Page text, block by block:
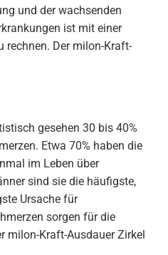
und der wachsenden
ist mit einer
rechnen. Der milon-Kraft-
gesehen 30 bis 40%
Etwa 70% haben die
im Leben über
sind sie die häufigste,
Ursache für
sorgen für die
milon-Kraft-Ausdauer Zirkel